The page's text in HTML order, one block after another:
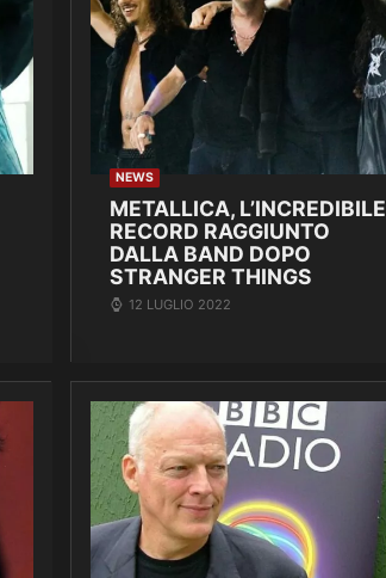
NEWS
METALLICA, L’INCREDIBILE
RECORD RAGGIUNTO
DALLA BAND DOPO
STRANGER THINGS
12 LUGLIO 2022